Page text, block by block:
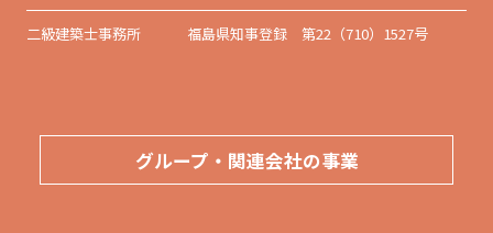
二級建築士事務所 福島県知事登録 第22（710）1527号
グループ・関連会社の事業